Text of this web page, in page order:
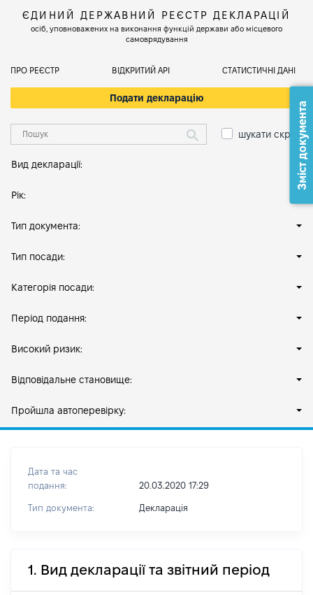
ЄДИНИЙ ДЕРЖАВНИЙ РЕЄСТР ДЕКЛАРАЦІЙ
осіб, уповноважених на виконання функцій держави або місцевого
самоврядування
ПРО РЕЄСТР ВІДКРИТИЙ АРІ СТАТИСТИЧНІ ДАНІ
Подати декларацію
шукати скрізь
Вид декларації:
Рік:
Тип документа:
Тип посади:
Категорія посади:
Період подання:
Високий ризик:
Відповідальне становище:
Пройшла автоперевірку:
Дата та час
подання:
20.03.2020 17:29
Тип документа: Декларація
1. Вид декларації та звітний період
Зміст документа